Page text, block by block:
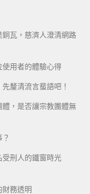
瓦，慈濟人澄清網路
使用者的體驗心得
釐清流言蜚語吧！
體，是否讓宗教團體無
刑人的鐵窗時光
務透明